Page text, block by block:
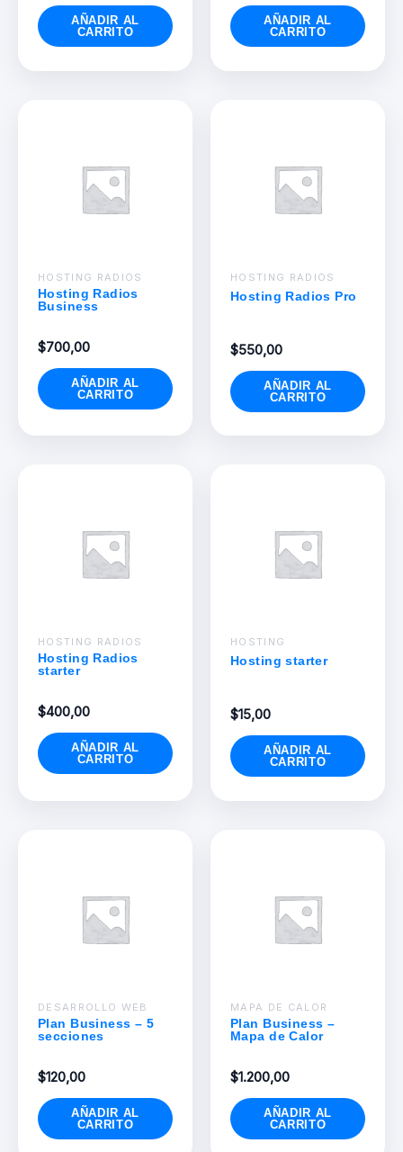
AÑADIR AL
CARRITO
AÑADIR AL
CARRITO
HOSTING RADIOS
Hosting Radios
Business
$700,00
AÑADIR AL
CARRITO
HOSTING RADIOS
Hosting Radios Pro
$550,00
AÑADIR AL
CARRITO
HOSTING RADIOS
Hosting Radios
starter
$400,00
AÑADIR AL
CARRITO
HOSTING
Hosting starter
$15,00
AÑADIR AL
CARRITO
DESARROLLO WEB
Plan Business – 5
secciones
$120,00
AÑADIR AL
CARRITO
MAPA DE CALOR
Plan Business –
Mapa de Calor
$1.200,00
AÑADIR AL
CARRITO